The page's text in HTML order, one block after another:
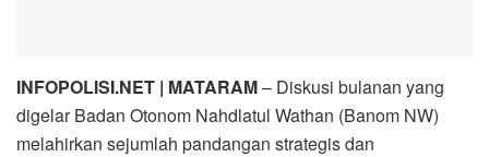
INFOPOLISI.NET | MATARAM– Diskusi bulanan yang
digelar Badan Otonom Nahdlatul Wathan (Banom NW)
melahirkan sejumlah pandangan strategis dan